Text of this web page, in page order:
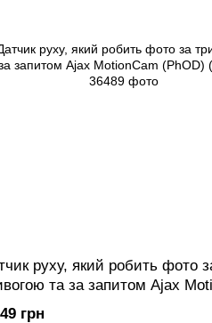
руху, який робить фото
та за запитом Ajax
(White)
грн